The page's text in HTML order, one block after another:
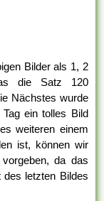
Bilder als 1, 2
die Satz 120
Nächstes wurde
ein tolles Bild
weiteren einem
ist, können wir
da das
letzten Bildes